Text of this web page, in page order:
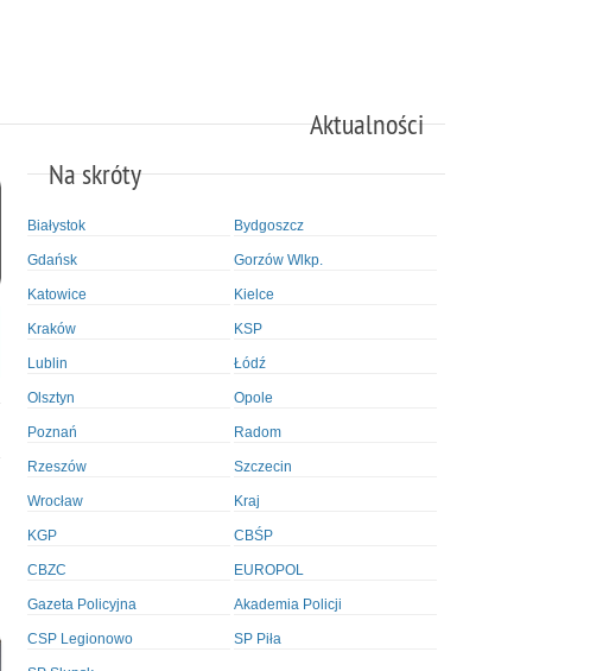
Aktualności
Na skróty
Białystok Bydgoszcz
Gdańsk Gorzów Wlkp.
Katowice Kielce
Kraków KSP
Lublin Łódź
Olsztyn Opole
Poznań Radom
Rzeszów Szczecin
Wrocław Kraj
KGP CBŚP
CBZC EUROPOL
Gazeta Policyjna Akademia Policji
CSP Legionowo SP Piła